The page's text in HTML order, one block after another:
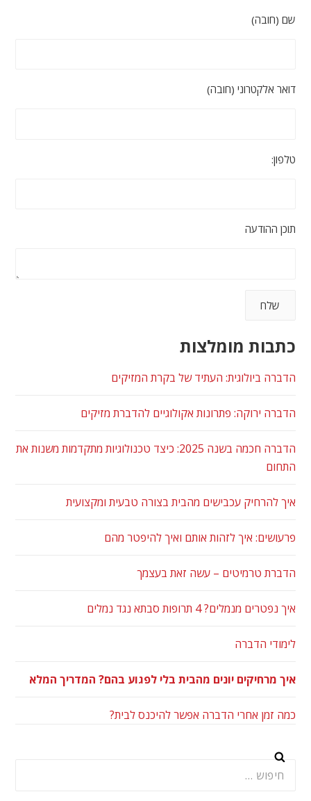
שם (חובה)
דואר אלקטרוני (חובה)
טלפון:
תוכן ההודעה
כתבות מומלצות
הדברה ביולוגית: העתיד של בקרת המזיקים
הדברה ירוקה: פתרונות אקולוגיים להדברת מזיקים
הדברה חכמה בשנה 2025: כיצד טכנולוגיות מתקדמות משנות את
התחום
איך להרחיק עכבישים מהבית בצורה טבעית ומקצועית
פרעושים: איך לזהות אותם ואיך להיפטר מהם
הדברת טרמיטים – עשה זאת בעצמך
איך נפטרים מנמלים? 4 תרופות סבתא נגד נמלים
לימודי הדברה
איך מרחיקים יונים מהבית בלי לפגוע בהם? המדריך המלא
כמה זמן אחרי הדברה אפשר להיכנס לבית?
חיפוש: